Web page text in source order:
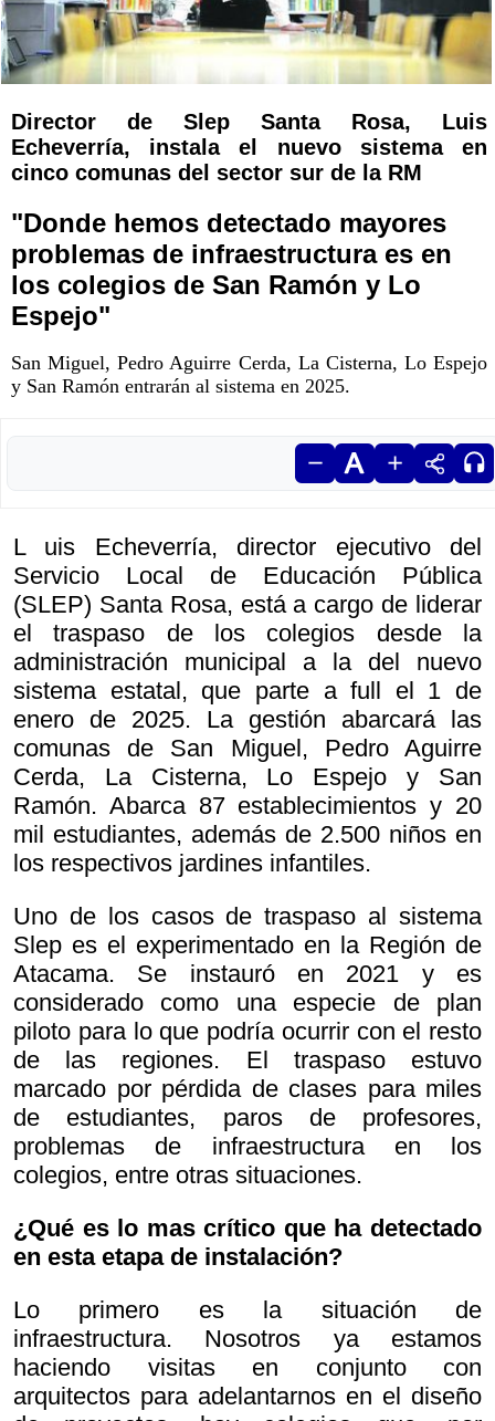
Director de Slep Santa Rosa, Luis
Echeverría, instala el nuevo sistema en
cinco comunas del sector sur de la RM
"Donde hemos detectado mayores
problemas de infraestructura es en
los colegios de San Ramón y Lo
Espejo"
San Miguel, Pedro Aguirre Cerda, La Cisterna, Lo Espejo
y San Ramón entrarán al sistema en 2025.
L uis Echeverría, director ejecutivo del
Servicio Local de Educación Pública
(SLEP) Santa Rosa, está a cargo de liderar
el traspaso de los colegios desde la
administración municipal a la del nuevo
sistema estatal, que parte a full el 1 de
enero de 2025. La gestión abarcará las
comunas de San Miguel, Pedro Aguirre
Cerda, La Cisterna, Lo Espejo y San
Ramón. Abarca 87 establecimientos y 20
mil estudiantes, además de 2.500 niños en
los respectivos jardines infantiles.
Uno de los casos de traspaso al sistema
Slep es el experimentado en la Región de
Atacama. Se instauró en 2021 y es
considerado como una especie de plan
piloto para lo que podría ocurrir con el resto
de las regiones. El traspaso estuvo
marcado por pérdida de clases para miles
de estudiantes, paros de profesores,
problemas de infraestructura en los
colegios, entre otras situaciones.
¿Qué es lo mas crítico que ha detectado
en esta etapa de instalación?
Lo primero es la situación de
infraestructura. Nosotros ya estamos
haciendo visitas en conjunto con
arquitectos para adelantarnos en el diseño